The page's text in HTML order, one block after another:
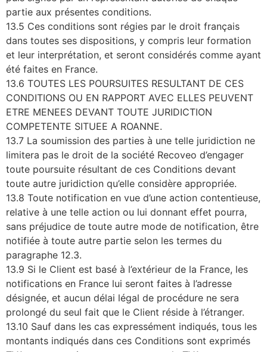
partie aux présentes conditions.
13.5 Ces conditions sont régies par le droit français
dans toutes ses dispositions, y compris leur formation
et leur interprétation, et seront considérés comme ayant
été faites en France.
13.6 TOUTES LES POURSUITES RESULTANT DE CES
CONDITIONS OU EN RAPPORT AVEC ELLES PEUVENT
ETRE MENEES DEVANT TOUTE JURIDICTION
COMPETENTE SITUEE A ROANNE.
13.7 La soumission des parties à une telle juridiction ne
limitera pas le droit de la société Recoveo d’engager
toute poursuite résultant de ces Conditions devant
toute autre juridiction qu’elle considère appropriée.
13.8 Toute notification en vue d’une action contentieuse,
relative à une telle action ou lui donnant effet pourra,
sans préjudice de toute autre mode de notification, être
notifiée à toute autre partie selon les termes du
paragraphe 12.3.
13.9 Si le Client est basé à l’extérieur de la France, les
notifications en France lui seront faites à l’adresse
désignée, et aucun délai légal de procédure ne sera
prolongé du seul fait que le Client réside à l’étranger.
13.10 Sauf dans les cas expressément indiqués, tous les
montants indiqués dans ces Conditions sont exprimés